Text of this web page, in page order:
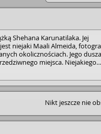
Shehana Karunatilaka. Jej
niejaki Maali Almeida,
okolicznościach. Jego dusza
miejsca. Niejakiego
czegoś na wzór czyśćca, w
dusz czekających na
Maali niczego nie pamięta.
ciało
się, jak do tego mogło
w swym życiu znacznie
szansę, jaką otrzymało wielu.
Nikt jeszcze nie